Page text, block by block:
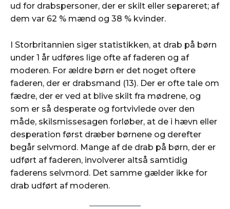
ud for drabspersoner, der er skilt eller separeret; af
dem var 62 % mænd og 38 % kvinder.
I Storbritannien siger statistikken, at drab på børn
under 1 år udføres lige ofte af faderen og af
moderen. For ældre børn er det noget oftere
faderen, der er drabsmand (13). Der er ofte tale om
fædre, der er ved at blive skilt fra mødrene, og
som er så desperate og fortvivlede over den
måde, skilsmissesagen forløber, at de i hævn eller
desperation først dræber børnene og derefter
begår selvmord. Mange af de drab på børn, der er
udført af faderen, involverer altså samtidig
faderens selvmord. Det samme gælder ikke for
drab udført af moderen.